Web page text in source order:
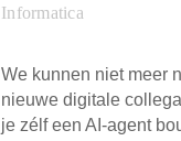
Informatica
We kunnen niet meer
nieuwe digitale
je zélf een AI-agent